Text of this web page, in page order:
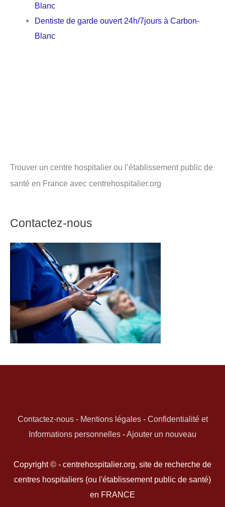
Blanc
Dentiste de garde ouvert 24h/7jours à Carbon-
Blanc
Trouver un centre hospitalier ou l’établissement public de
santé en France avec centrehospitalier.org
Contactez-nous
Contactez-nous- Mentions légales- Confidentialité et
Informations personnelles -Ajouter un nouveau
Copyright © - centrehospitalier.org, site de recherche de
centres hospitaliers (ou l'établissement public de santé)
en FRANCE